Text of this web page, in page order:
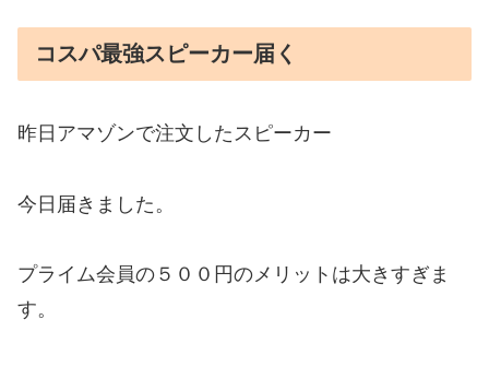
コスパ最強スピーカー届く
昨日アマゾンで注文したスピーカー
今日届きました。
プライム会員の５００円のメリットは大きすぎま
す。